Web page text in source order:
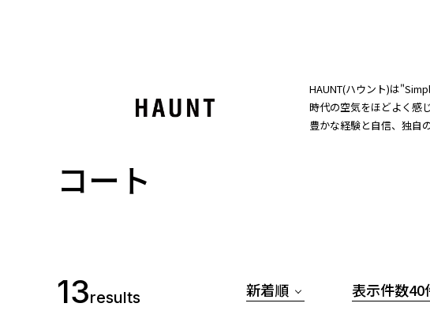
HAUNT(ハウント)は
時代の空気をほどよく感
豊かな経験と自信、独自
コート
13results 新着順 表示件数40